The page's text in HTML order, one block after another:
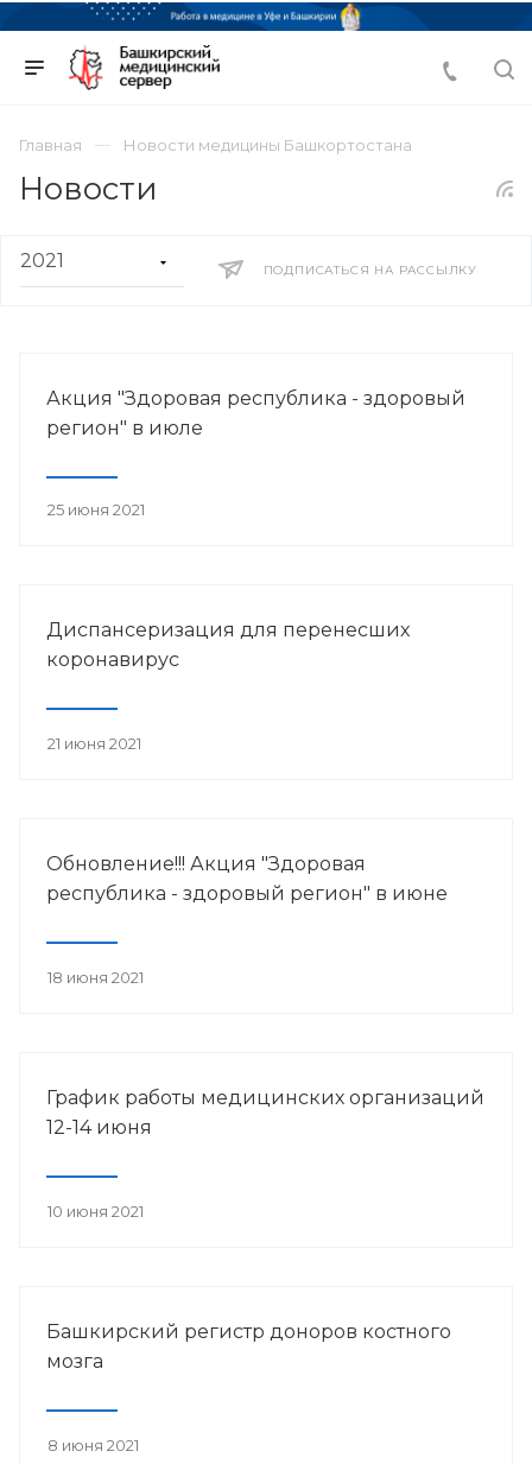
Главная Новости медицины Башкортостана
Новости
ПОДПИСАТЬСЯ НА РАССЫЛКУ
Акция "Здоровая республика - здоровый
регион" в июле
25 июня 2021
Диспансеризация для перенесших
коронавирус
21 июня 2021
Обновление!!! Акция "Здоровая
республика - здоровый регион" в июне
18 июня 2021
График работы медицинских организаций
12-14 июня
10 июня 2021
Башкирский регистр доноров костного
мозга
8 июня 2021